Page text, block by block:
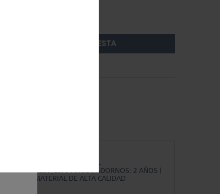
AÑADIR A LA CESTA
GARANTÍA MUNDIAL
RELOJES: 3 AÑOS | ADORNOS: 2 AÑOS |
MATERIAL DE ALTA CALIDAD